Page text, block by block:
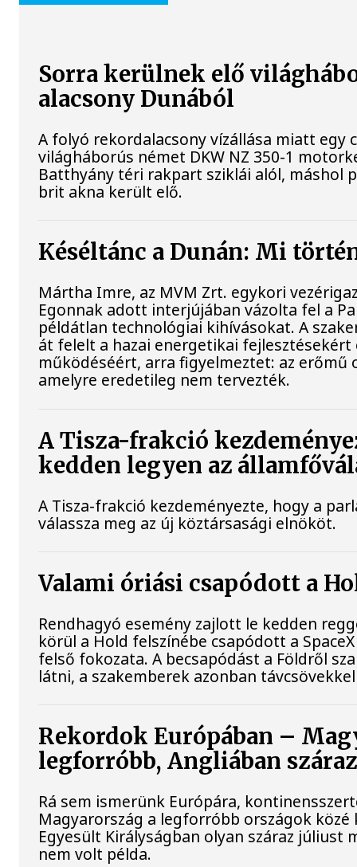
Sorra kerülnek elő
alacsony Dunából
A folyó rekordalacsony vízállása miatt egy
világháborús német DKW NZ 350-1
Batthyány téri rakpart sziklái alól, máshol
brit akna került elő.
Késéltánc a Dunán: Mi
Mártha Imre, az MVM Zrt. egykori
Egonnak adott interjújában vázolta fel a
példátlan technológiai kihívásokat. A
át felelt a hazai energetikai fejlesztésekért
működéséért, arra figyelmeztet: az erőmű
amelyre eredetileg nem tervezték.
A Tisza-frakció
kedden legyen az
A Tisza-frakció kezdeményezte, hogy a
válassza meg az új köztársasági elnököt.
Valami óriási csapódott a
Rendhagyó esemény zajlott le kedden
körül a Hold felszínébe csapódott a
felső fokozata. A becsapódást a Földről
látni, a szakemberek azonban
Rekordok Európában –
legforróbb, Angliában
Rá sem ismerünk Európára,
Magyarország a legforróbb országok
Egyesült Királyságban olyan száraz júliust
nem volt példa.